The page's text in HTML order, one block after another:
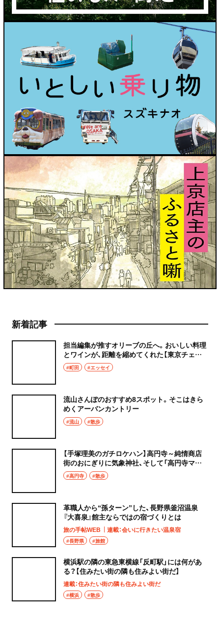
新着記事
担当編集が推すオリーブの丘へ。おいしい料理
とワインが、距離を縮めてくれた【東京チェン
飯diary】
#町田 #エッセイ
流山さんぽのおすすめ8スポット。そこはきら
めくアーバンカントリー
#流山 #散歩
【手塚理美のガチロケハン】高円寺～純情商店
街のおにぎりに気象神社、そして「高円寺マシ
タ」へ！
#高円寺 #散歩
革職人から“孫ターン”した、長野県釜沼温泉
『大喜泉』館主ならではの宿づくりとは
旅の手帖WEB 連載：会いに行きたい温泉宿
#長野県 #旅館
横浜駅の隣の東急東横線「反町駅」には何があ
る？【住みたい街の隣も住みよい街だ】
連載：住みたい街の隣も住みよい街だ
#横浜 #散歩